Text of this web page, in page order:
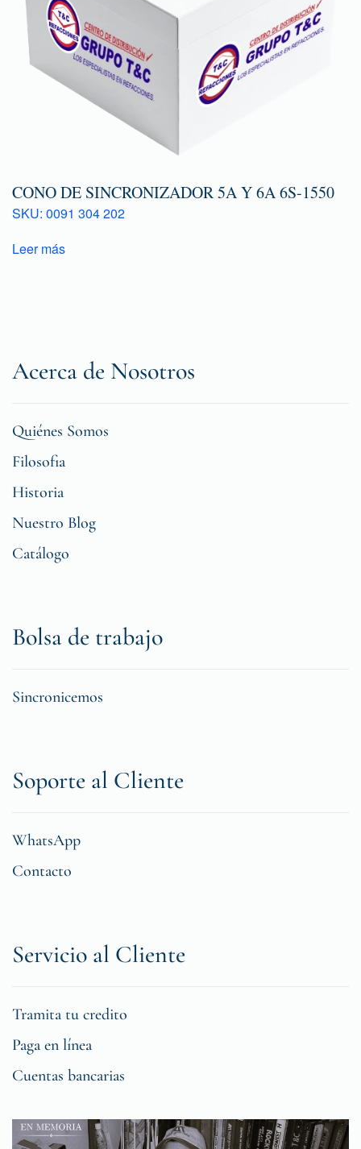
CONO DE SINCRONIZADOR 5A Y 6A 6S-1550
SKU: 0091 304 202
Leer más
Acerca de Nosotros
Quiénes Somos
Filosofia
Historia
Nuestro Blog
Catálogo
Bolsa de trabajo
Sincronicemos
Soporte al Cliente
WhatsApp
Contacto
Servicio al Cliente
Tramita tu credito
Paga en línea
Cuentas bancarias